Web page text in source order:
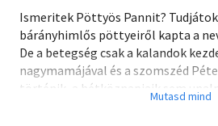
Ismeritek Pöttyös Pannit?
bárányhimlős pöttyeiről kapta a
De a betegség csak a kalandok
nagymamájával és a szomszéd
történik, a hétköznapjaik sem